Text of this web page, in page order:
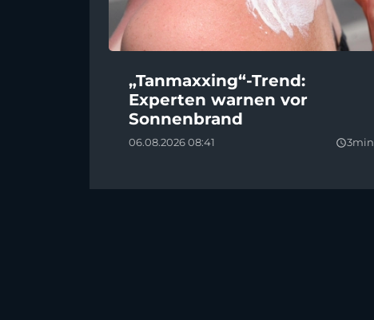
„Tanmaxxing“-Trend:
Experten warnen vor
Sonnenbrand
06.08.2026 08:41 query_builder3min